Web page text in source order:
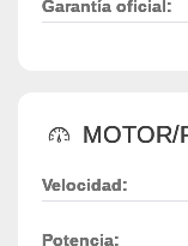
Garantía oficial:
MOTOR/
Velocidad:
Potencia: